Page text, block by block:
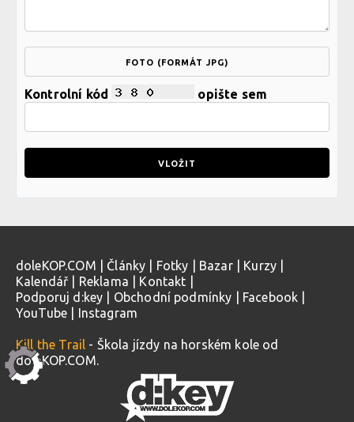
FOTO (FORMÁT JPG)
Kontrolní kód opište sem
doleKOP.COM Články Fotky Bazar| Kurzy
Kalendář
Reklama Kontakt
Podporuj d:key
Obchodní podmínky Facebook
YouTube
Instagram
Kill the Trail - Škola jízdy na horském kole od
doleKOP.COM.